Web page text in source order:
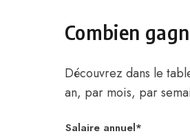
Combien
Découvrez dans le
an, par mois, par
Salaire annuel*